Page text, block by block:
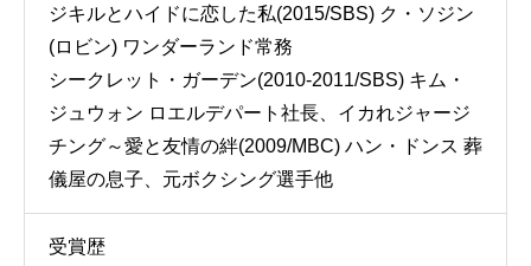
ジキルとハイドに恋した私(2015/SBS) ク・ソジン
(ロビン) ワンダーランド常務
シークレット・ガーデン(2010-2011/SBS) キム・
ジュウォン ロエルデパート社長、イカれジャージ
チング～愛と友情の絆(2009/MBC) ハン・ドンス 葬
儀屋の息子、元ボクシング選手他
受賞歴